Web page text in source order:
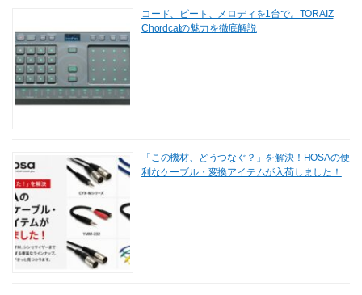
コード、ビート、メロディを1台で。TORAIZ
Chordcatの魅力を徹底解説
「この機材、どうつなぐ？」を解決！HOSAの便
利なケーブル・変換アイテムが入荷しました！